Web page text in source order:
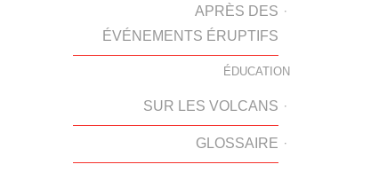
APRÈS DES
ÉVÉNEMENTS ÉRUPTIFS
ÉDUCATION
SUR LES VOLCANS
GLOSSAIRE